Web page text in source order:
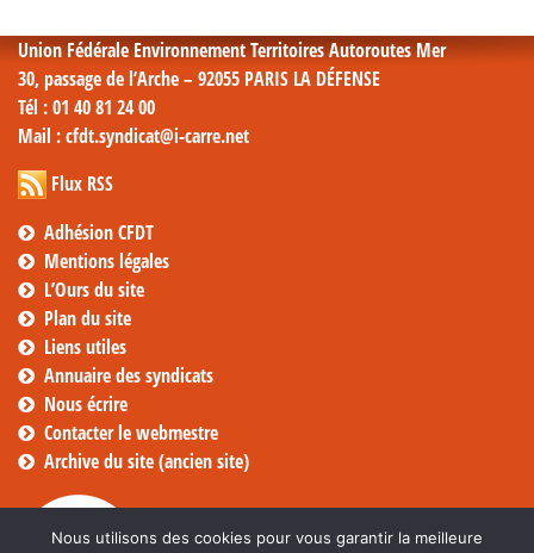
Union Fédérale Environnement Territoires Autoroutes Mer
30, passage de l’Arche – 92055 PARIS LA DÉFENSE
Tél : 01 40 81 24 00
Mail : cfdt.syndicat@i-carre.net
Flux RSS
Adhésion CFDT
Mentions légales
L’Ours du site
Plan du site
Liens utiles
Annuaire des syndicats
Nous écrire
Contacter le webmestre
Archive du site (ancien site)
Nous utilisons des cookies pour vous garantir la meilleure